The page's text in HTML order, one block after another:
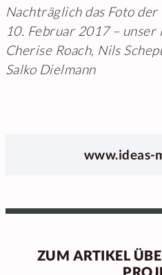
Nachträglich das Foto
10. Februar 2017 – unser
Cherise Roach, Nils
Salko Dielmann
www.ideas-
ZUM ARTIKEL